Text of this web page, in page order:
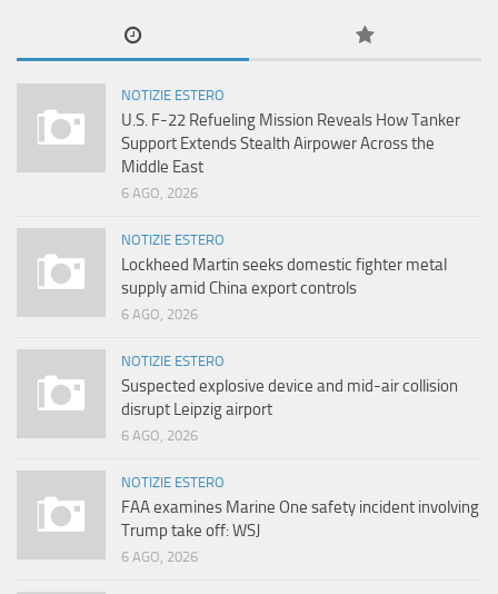
NOTIZIE ESTERO
U.S. F-22 Refueling Mission Reveals How Tanker
Support Extends Stealth Airpower Across the
Middle East
6 AGO, 2026
NOTIZIE ESTERO
Lockheed Martin seeks domestic fighter metal
supply amid China export controls
6 AGO, 2026
NOTIZIE ESTERO
Suspected explosive device and mid-air collision
disrupt Leipzig airport
6 AGO, 2026
NOTIZIE ESTERO
FAA examines Marine One safety incident involving
Trump take off: WSJ
6 AGO, 2026